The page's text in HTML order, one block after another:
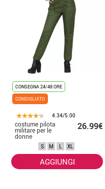
CONSEGNA 24/48 ORE
CONSIGLIATO
4.34/5.00
costume pilota
militare per le
donne
26.99€
S M L XL
AGGIUNGI